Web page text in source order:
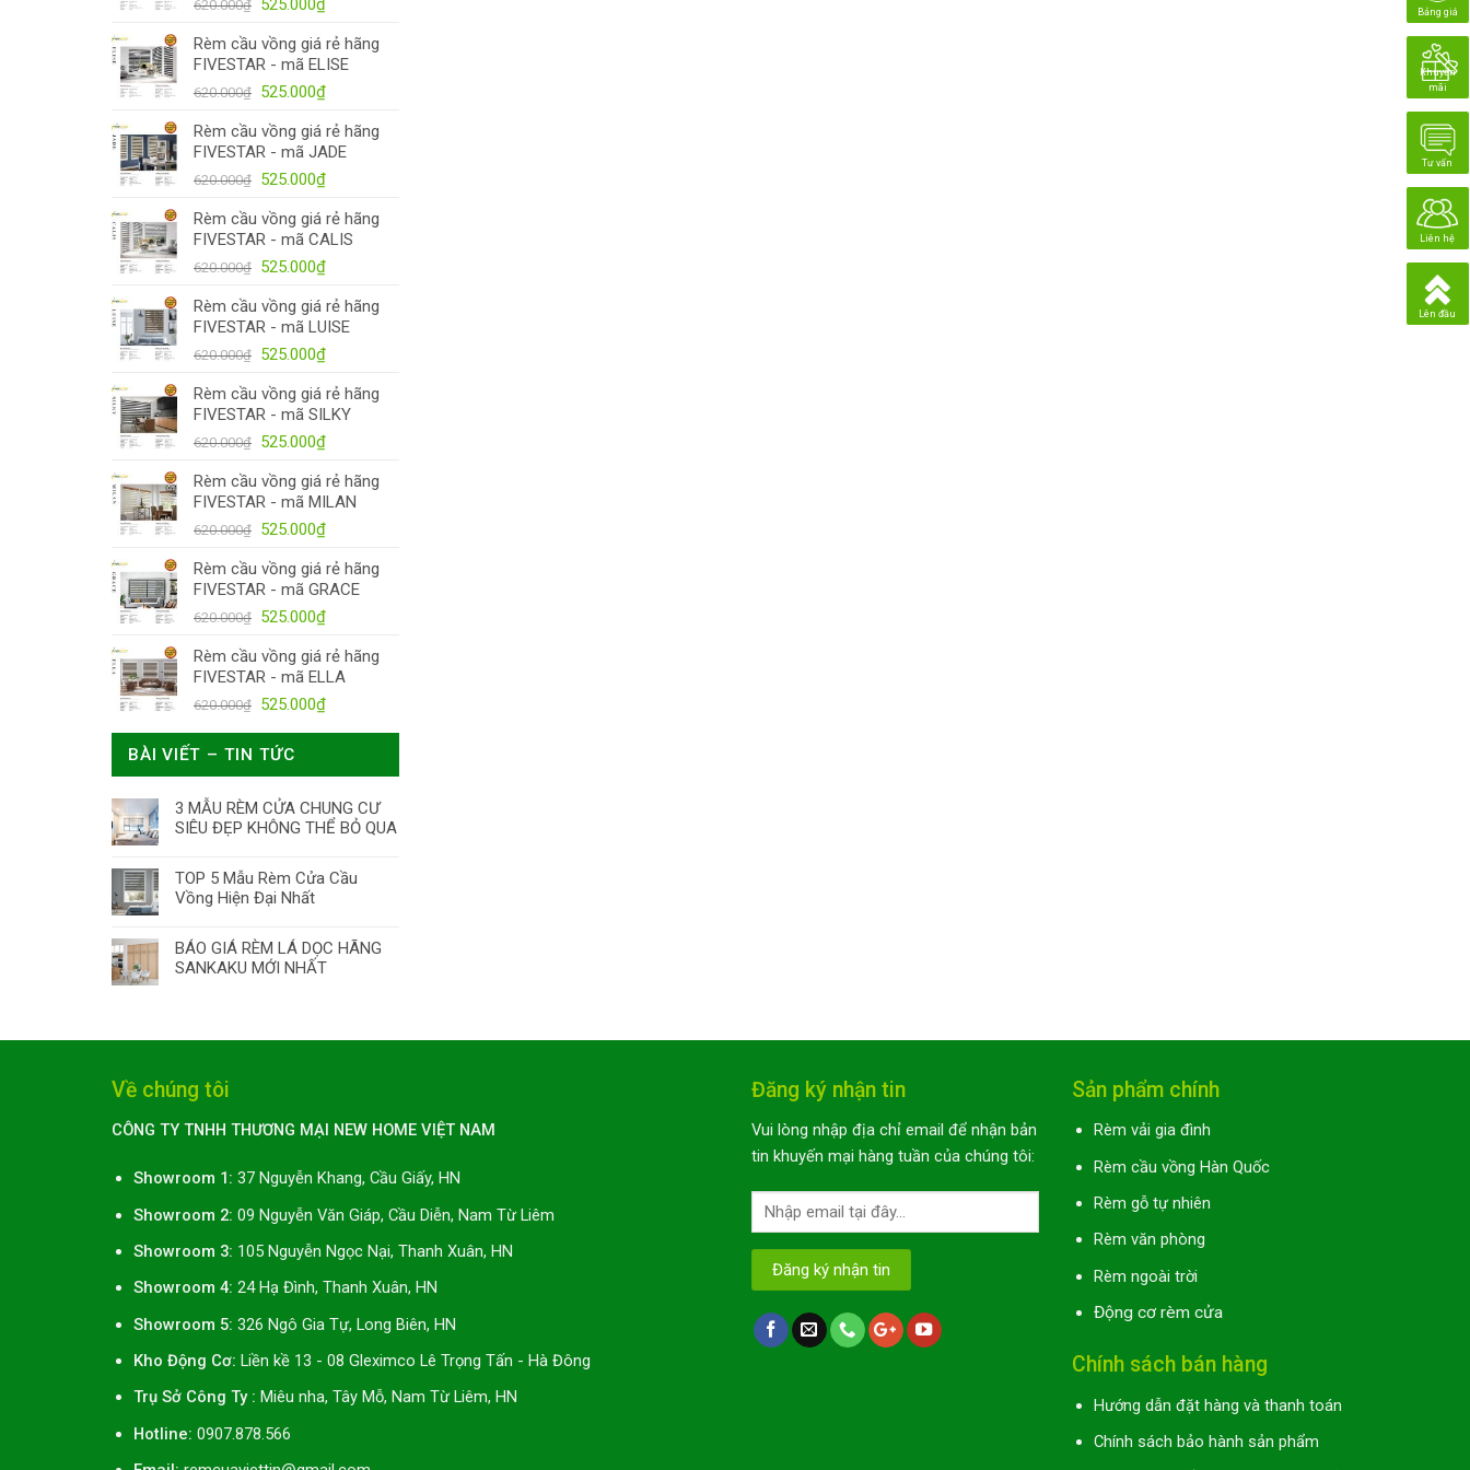
620.000₫
là:
620.000₫.
525.000₫
tại
là:
525.000₫.
Rèm cầu vồng giá rẻ hãng
FIVESTAR - mã ELISE
620.000₫ Giá
là:
620.000₫.
525.000₫Giá
tại
là:
525.000₫.
Rèm cầu vồng giá rẻ hãng
FIVESTAR - mã JADE
620.000₫ Giá
là:
620.000₫.
525.000₫Giá
tại
là:
525.000₫.
Rèm cầu vồng giá rẻ hãng
FIVESTAR - mã CALIS
620.000₫ Giá
là:
620.000₫.
525.000₫Giá
tại
là:
525.000₫.
Rèm cầu vồng giá rẻ hãng
FIVESTAR - mã LUISE
620.000₫ Giá
là:
620.000₫.
525.000₫Giá
tại
là:
525.000₫.
Rèm cầu vồng giá rẻ hãng
FIVESTAR - mã SILKY
620.000₫ Giá
là:
620.000₫.
525.000₫Giá
tại
là:
525.000₫.
Rèm cầu vồng giá rẻ hãng
FIVESTAR - mã MILAN
620.000₫ Giá
là:
620.000₫.
525.000₫Giá
tại
là:
525.000₫.
Rèm cầu vồng giá rẻ hãng
FIVESTAR - mã GRACE
620.000₫ Giá
là:
620.000₫.
525.000₫Giá
tại
là:
525.000₫.
Rèm cầu vồng giá rẻ hãng
FIVESTAR - mã ELLA
620.000₫ Giá
là:
525.000₫Giá
BÀI VIẾT – TIN TỨC
3 MẪU RÈM CỬA CHUNG CƯ
SIÊU ĐẸP KHÔNG THỂ BỎ QUA
TOP 5 Mẫu Rèm Cửa Cầu
Vồng Hiện Đại Nhất
BÁO GIÁ RÈM LÁ DỌC HÃNG
SANKAKU MỚI NHẤT
Về chúng tôi
CÔNG TY TNHH THƯƠNG MẠI NEW HOME VIỆT NAM
Showroom 1:37 Nguyễn Khang, Cầu Giấy, HN
Showroom 2:09 Nguyễn Văn Giáp, Cầu Diễn, Nam Từ Liêm
Showroom 3: 105 Nguyễn Ngọc Nại, Thanh Xuân, HN
Showroom 4:24 Hạ Đình, Thanh Xuân, HN
Showroom 5:326 Ngô Gia Tự, Long Biên, HN
Kho Động Cơ:Liền kề 13 - 08 Gleximco Lê Trọng Tấn - Hà Đông
Trụ Sở Công Ty :Miêu nha, Tây Mỗ, Nam Từ Liêm, HN
Hotline:0907.878.566
Đăng ký nhận tin
Vui lòng nhập địa chỉ email để nhận bản
tin khuyến mại hàng tuần của chúng tôi:
Sản phẩm chính
Rèm vải gia đình
Rèm cầu vồng Hàn Quốc
Rèm gỗ tự nhiên
Rèm văn phòng
Rèm ngoài trời
Động cơ rèm cửa
Chính sách bán hàng
Hướng dẫn đặt hàng và thanh toán
Chính sách bảo hành sản phẩm
Bảng giá
Khuyến
mãi
Tư vấn
Liên hệ
Lên đầu